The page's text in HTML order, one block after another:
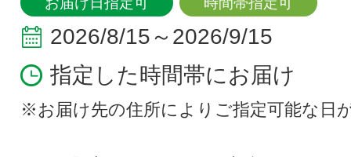
2026/8/15～2026/9/15
指定した時間帯にお届け
※お届け先の住所によりご指定可能な日